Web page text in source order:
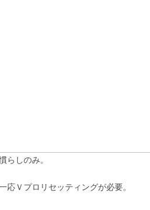
らしのみ。
Ｖプロリセッティングが必要。